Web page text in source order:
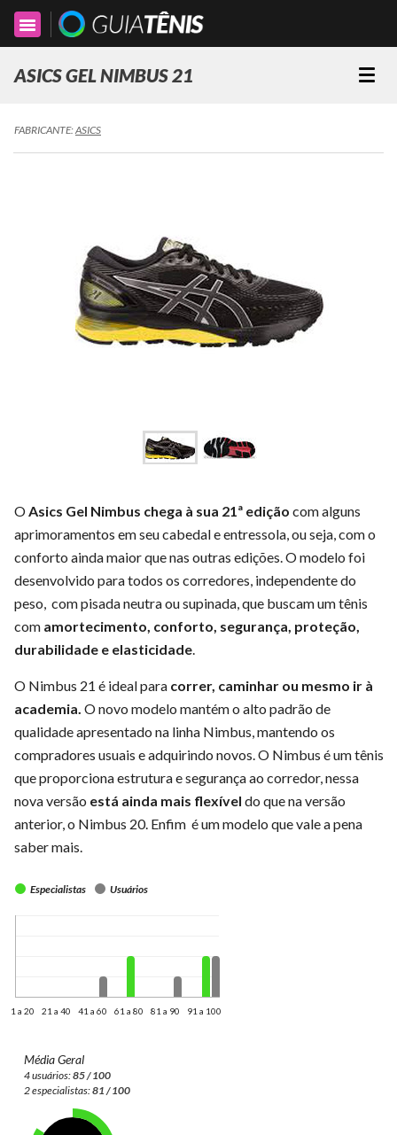
Toggle
navigation
ASICS GEL NIMBUS 21
FABRICANTE:ASICS
OAsics Gel Nimbus chega à sua 21ª edição com alguns
aprimoramentos em seu cabedal e entressola, ou seja, com o
conforto ainda maior que nas outras edições. O modelo foi
desenvolvido para todos os corredores, independente do
peso, com pisada neutra ou supinada, que buscam um tênis
com amortecimento, conforto, segurança, proteção,
durabilidade e elasticidade.
O Nimbus 21 é ideal para correr, caminhar ou mesmo ir à
academia. O novo modelo mantém o alto padrão de
qualidade apresentado na linha Nimbus, mantendo os
compradores usuais e adquirindo novos. O Nimbus é um tênis
que proporciona estrutura e segurança ao corredor, nessa
nova versão está ainda mais flexível do que na versão
anterior, o Nimbus 20. Enfim é um modelo que vale a pena
saber mais.
Especialistas Usuários
1 a 20 21 a 40 41 a 60 61 a 80 81 a 90 91 a 100
Média Geral
4 usuários:85 / 100
2 especialistas:81 / 100